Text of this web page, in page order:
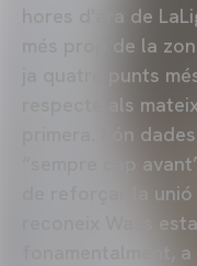
hores d'ara de
més prop de la
ja quatre punts
respecte als
primera. Són
“sempre cap
de reforçar la
reconeix Wass
fonamentalment,